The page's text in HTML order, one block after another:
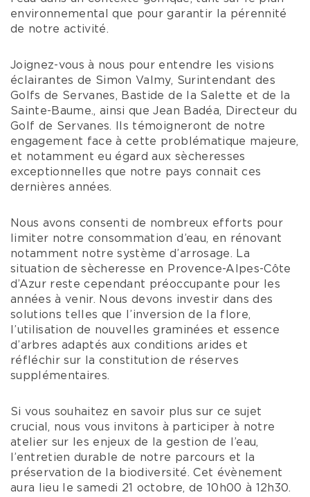
environnemental que pour garantir la pérennité
de notre activité.
Joignez-vous à nous pour entendre les visions
éclairantes de Simon Valmy, Surintendant des
Golfs de Servanes, Bastide de la Salette et de la
Sainte-Baume., ainsi que Jean Badéa, Directeur du
Golf de Servanes. Ils témoigneront de notre
engagement face à cette problématique majeure,
et notamment eu égard aux sècheresses
exceptionnelles que notre pays connait ces
dernières années.
Nous avons consenti de nombreux efforts pour
limiter notre consommation d’eau, en rénovant
notamment notre système d’arrosage. La
situation de sècheresse en Provence-Alpes-Côte
d’Azur reste cependant préoccupante pour les
années à venir. Nous devons investir dans des
solutions telles que l’inversion de la flore,
l’utilisation de nouvelles graminées et essence
d’arbres adaptés aux conditions arides et
réfléchir sur la constitution de réserves
supplémentaires.
Si vous souhaitez en savoir plus sur ce sujet
crucial, nous vous invitons à participer à notre
atelier sur les enjeux de la gestion de l’eau,
l’entretien durable de notre parcours et la
préservation de la biodiversité. Cet évènement
aura lieu le samedi 21 octobre, de 10h00 à 12h30.